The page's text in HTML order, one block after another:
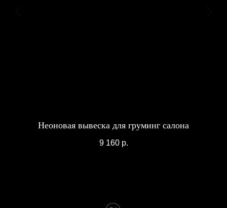
Неоновая вывеска для груминг салона
9 160 р.